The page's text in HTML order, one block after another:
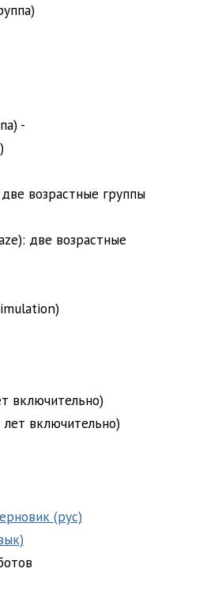
-
возрастные группы
две возрастные
включительно)
лет включительно)
(рус)